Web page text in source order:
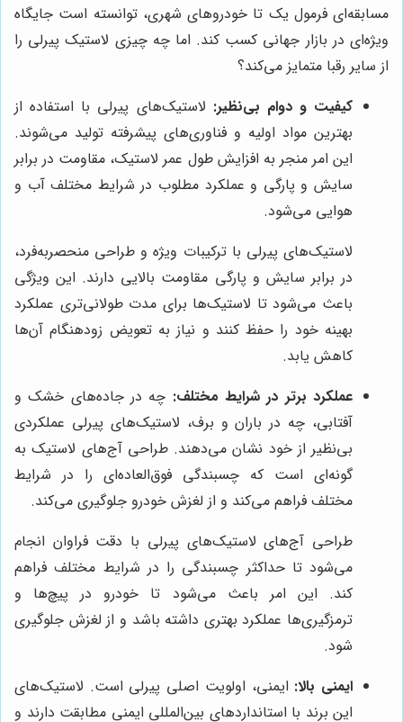
مسابقه‌ای فرمول یک تا خودروهای شهری، توانسته است جایگاه
ویژه‌ای در بازار جهانی کسب کند. اما چه چیزی لاستیک پیرلی را
از سایر رقبا متمایز می‌کند؟
کیفیت و دوام بی‌نظیر: لاستیک‌های پیرلی با استفاده از
بهترین مواد اولیه و فناوری‌های پیشرفته تولید می‌شوند.
این امر منجر به افزایش طول عمر لاستیک، مقاومت در برابر
سایش و پارگی و عملکرد مطلوب در شرایط مختلف آب و
هوایی می‌شود.
لاستیک‌های پیرلی با ترکیبات ویژه و طراحی منحصربه‌فرد،
در برابر سایش و پارگی مقاومت بالایی دارند. این ویژگی
باعث می‌شود تا لاستیک‌ها برای مدت طولانی‌تری عملکرد
بهینه خود را حفظ کنند و نیاز به تعویض زودهنگام آن‌ها
کاهش یابد.
عملکرد برتر در شرایط مختلف: چه در جاده‌های خشک و
آفتابی، چه در باران و برف، لاستیک‌های پیرلی عملکردی
بی‌نظیر از خود نشان می‌دهند. طراحی آج‌های لاستیک به
گونه‌ای است که چسبندگی فوق‌العاده‌ای را در شرایط
مختلف فراهم می‌کند و از لغزش خودرو جلوگیری می‌کند.
طراحی آج‌های لاستیک‌های پیرلی با دقت فراوان انجام
می‌شود تا حداکثر چسبندگی را در شرایط مختلف فراهم
کند. این امر باعث می‌شود تا خودرو در پیچ‌ها و
ترمزگیری‌ها عملکرد بهتری داشته باشد و از لغزش جلوگیری
شود.
ایمنی بالا: ایمنی، اولویت اصلی پیرلی است. لاستیک‌های
این برند با استانداردهای بین‌المللی ایمنی مطابقت دارند و